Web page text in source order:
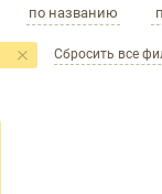
по названию
Сбросить все